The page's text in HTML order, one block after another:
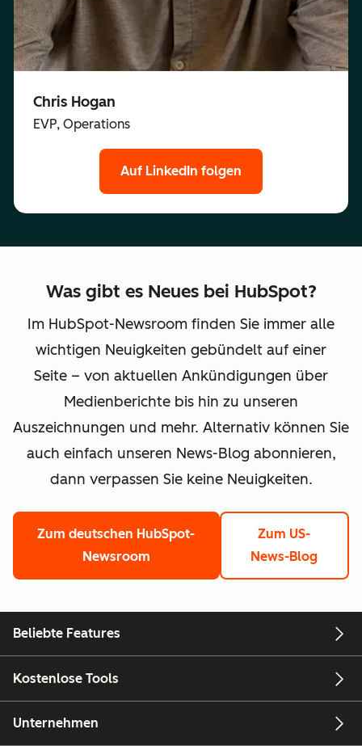
Chris Hogan
EVP, Operations
Auf LinkedIn folgen
Was gibt es Neues bei HubSpot?
Im HubSpot-Newsroom finden Sie immer alle
wichtigen Neuigkeiten gebündelt auf einer
Seite – von aktuellen Ankündigungen über
Medienberichte bis hin zu unseren
Auszeichnungen und mehr. Alternativ können Sie
auch einfach unseren News-Blog abonnieren,
dann verpassen Sie keine Neuigkeiten.
Zum deutschen HubSpot-
Newsroom
Zum US-
News-Blog
Beliebte Features
Kostenlose Tools
Unternehmen